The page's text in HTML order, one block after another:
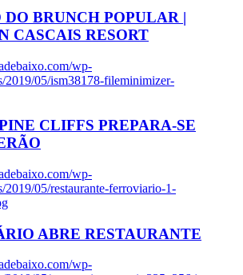
DO BRUNCH POPULAR |
CASCAIS RESORT
wp-
2019/05/ism38178-fileminimizer-
CLIFFS PREPARA-SE
wp-
2019/05/restaurante-ferroviario-1-
ABRE RESTAURANTE
wp-